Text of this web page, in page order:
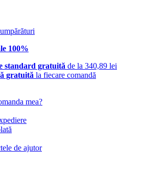
100%
standard gratuită de la 340,89 lei
gratuită la fiecare comandă
mea?
de ajutor